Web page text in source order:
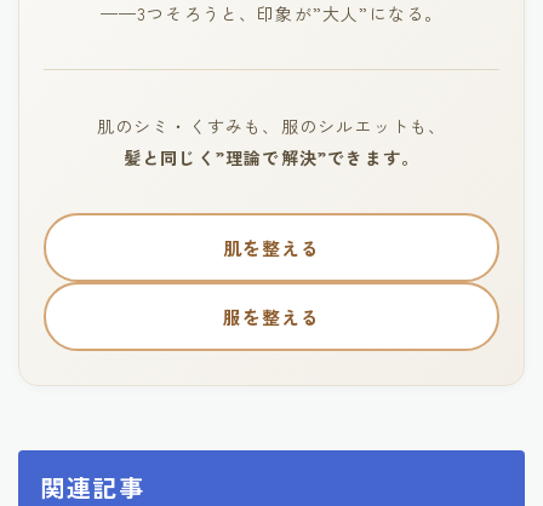
——3つそろうと、印象が”大人”になる。
肌のシミ・くすみも、服のシルエットも、
髪と同じく”理論で解決”できます。
肌を整える
服を整える
関連記事